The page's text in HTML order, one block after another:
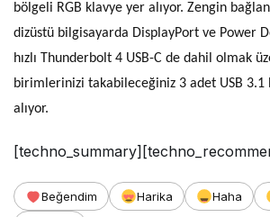
bölgeli RGB klavye yer alıyor. Zengin
dizüstü bilgisayarda DisplayPort ve Power
hızlı Thunderbolt 4 USB-C de dahil olmak
birimlerinizi takabileceğiniz 3 adet USB 3.1
alıyor.
Beğendim Harika Haha